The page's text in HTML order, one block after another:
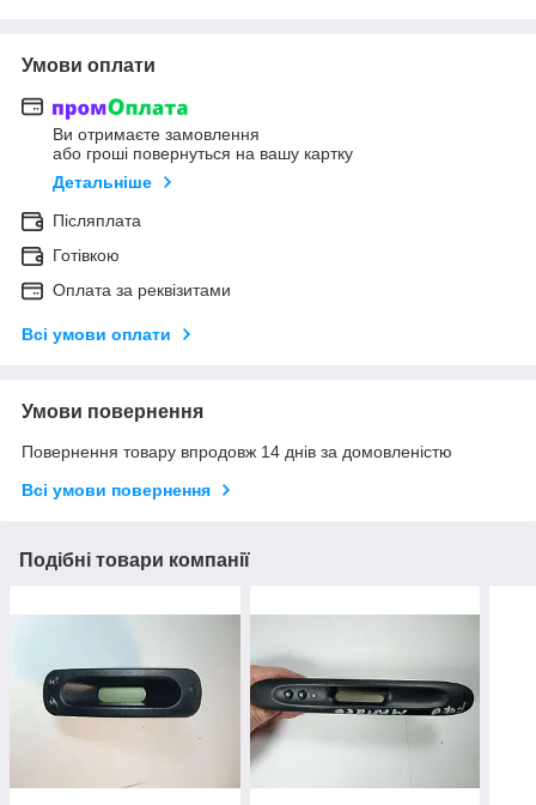
Умови оплати
Ви отримаєте замовлення
або гроші повернуться на вашу картку
Детальніше
Післяплата
Готівкою
Оплата за реквізитами
Всі умови оплати
Умови повернення
Повернення товару впродовж 14 днів за домовленістю
Всі умови повернення
Подібні товари компанії